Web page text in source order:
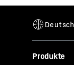
Produkte